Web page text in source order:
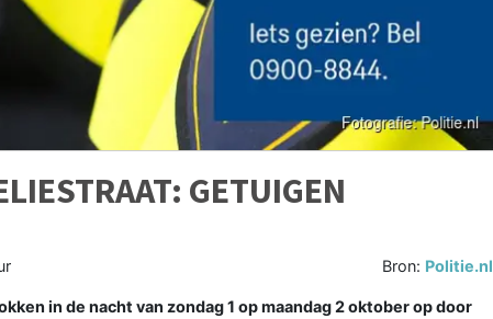
GETUIGEN
Bron: Politie.nl
in de nacht van zondag 1 op maandag 2 oktober op door